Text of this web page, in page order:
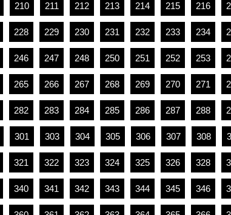
210 211 212 213 214 215 216
228 229 230 231 232 233 234
246 247 248 250 251 252 253
265 266 267 268 269 270 271
282 283 284 285 286 287 288
301 303 304 305 306 307 308
321 322 323 324 325 326 328
340 341 342 343 344 345 346